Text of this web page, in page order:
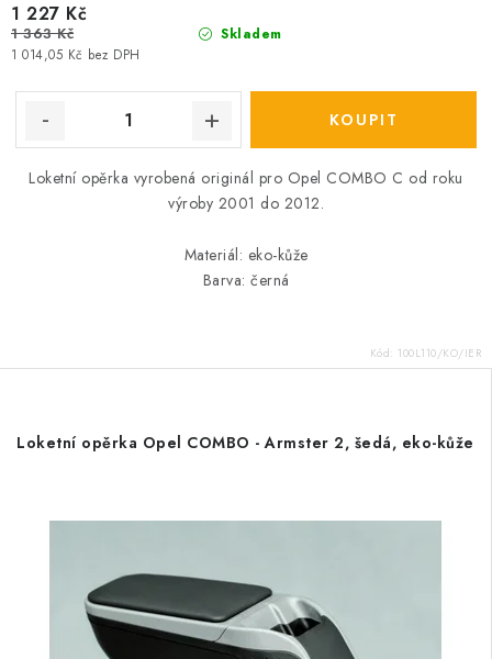
Skladem
1 014,05 Kč bez DPH
1 227 Kč
1 363 Kč
Loketní opěrka vyrobená originál pro Opel COMBO C od roku
výroby 2001 do 2012.
Materiál: eko-kůže
Barva: černá
Kód: 100L110/KO/IER
Loketní opěrka Opel COMBO - Armster 2, šedá, eko-kůže